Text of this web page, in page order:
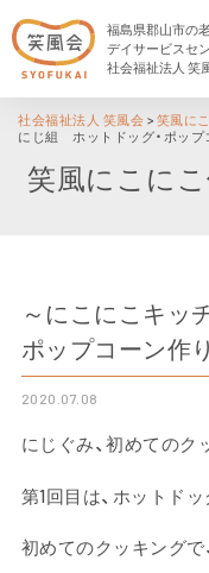
福島県郡山市の
デイサービスセ
社会福祉法人 笑
社会福祉法人 笑風会 > 笑風に
にじ組 ホットドッグ・ポップ
笑風にこに
～にこにこキッ
ポップコーン作り
2020.07.08
にじぐみ、初めてのク
第1回目は、ホットド
初めてのクッキングで